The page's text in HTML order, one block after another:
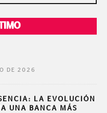
DE 2026
LA EVOLUCIÓN
UNA BANCA MÁS